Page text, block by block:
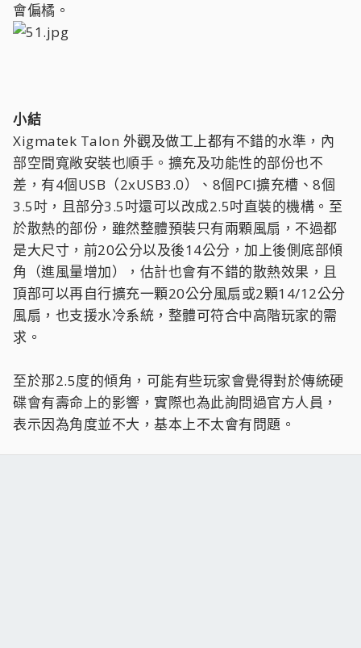
會偏橘。
小結
Xigmatek Talon 外觀及做工上都有不錯的水準，內
部空間寬敞安裝也順手。擴充及功能性的部份也不
差，有4個USB（2xUSB3.0）、8個PCI擴充槽、8個
3.5吋，且部分3.5吋還可以改成2.5吋直裝的機構。至
於散熱的部份，雖然整體預裝只有兩顆風扇，不過都
是大尺寸，前20公分以及後14公分，加上後側底部傾
角（進風量增加），估計也會有不錯的散熱效果，且
頂部可以再自行擴充一顆20公分風扇或2顆14/12公分
風扇，也支援水冷系統，整體可符合中高階玩家的需
求。
至於那2.5度的傾角，可能有些玩家會覺得對於傳統硬
碟會有壽命上的影響，實際也為此詢問過官方人員，
表示因為角度並不大，基本上不太會有問題。